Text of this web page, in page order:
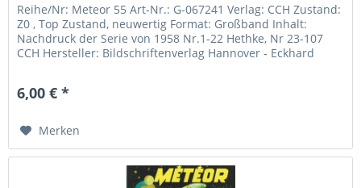
Reihe/Nr: Meteor 55 Art-Nr.: G-067241 Verlag: CCH Zustand:
Z0 , Top Zustand, neuwertig Format: Großband Inhalt:
Nachdruck der Serie von 1958 Nr.1-22 Hethke, Nr 23-107
CCH Hersteller: Bildschriftenverlag Hannover - Eckhard
6,00 € *
Merken